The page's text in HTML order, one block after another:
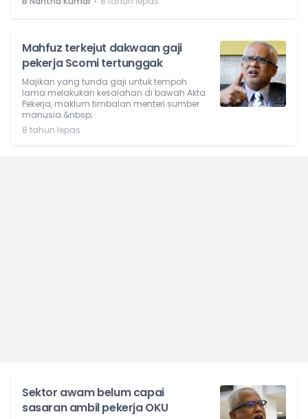
Mahfuz terkejut dakwaan gaji
pekerja Scomi tertunggak
Majikan yang tunda gaji untuk tempoh
lama melakukan kesalahan di bawah Akta
Pekerja, maklum timbalan menteri sumber
manusia.&nbsp;
8 tahun lepas
Sektor awam belum capai
sasaran ambil pekerja OKU